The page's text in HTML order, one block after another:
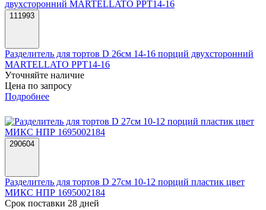
111993
Разделитель для тортов D 26см 14-16 порций двухсторонний
MARTELLATO PPT14-16
Уточняйте наличие
Цена по запросу
Подробнее
290604
Разделитель для тортов D 27см 10-12 порций пластик цвет
МИКС НПР 1695002184
Срок поставки 28 дней